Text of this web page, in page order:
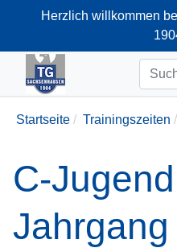
Herzlich willkommen
Suchen
Startseite Trainingszeiten
C-
Jahrgang